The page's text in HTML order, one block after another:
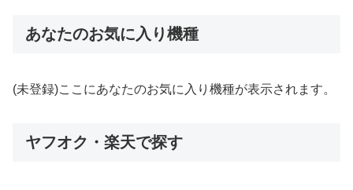
あなたのお気に入り機種
(未登録)ここにあなたのお気に入り機種が表示されます。
ヤフオク・楽天で探す